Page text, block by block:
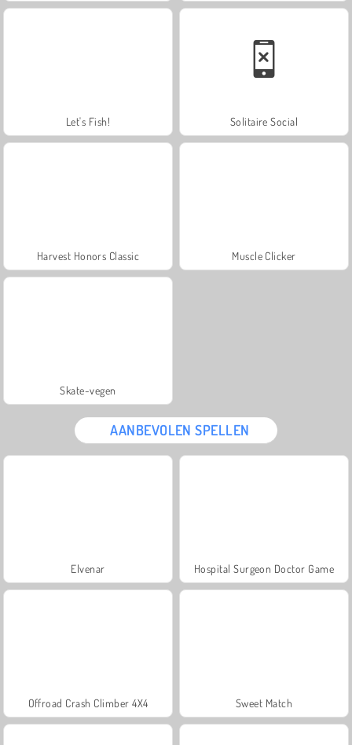
Let's Fish! Solitaire Social
Harvest Honors Classic Muscle Clicker
Skate-vegen
AANBEVOLEN SPELLEN
Elvenar Hospital Surgeon Doctor Game
Offroad Crash Climber 4X4 Sweet Match